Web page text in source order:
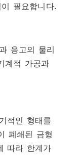
필요합니다.
응고의 물리
계적 가공과
적인 형태를
폐쇄된 금형
따라 한계가